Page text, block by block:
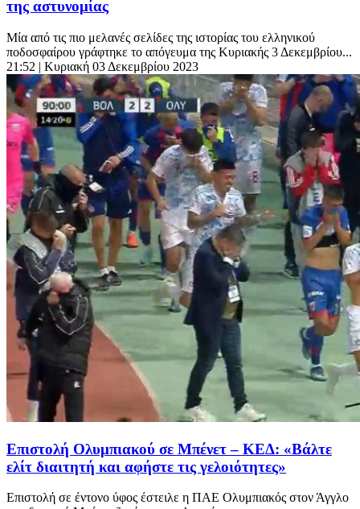
της αστυνομίας
Μία από τις πιο μελανές σελίδες της ιστορίας του ελληνικού
ποδοσφαίρου γράφτηκε το απόγευμα της Κυριακής 3 Δεκεμβρίου...
21:52 | Κυριακή 03 Δεκεμβρίου 2023
Επιστολή Ολυμπιακού σε Μπένετ – ΚΕΔ: «Βάλτε
ελίτ διαιτητή και αφήστε τις γελοιότητες»
Επιστολή σε έντονο ύφος έστειλε η ΠΑΕ Ολυμπιακός στον Άγγλο